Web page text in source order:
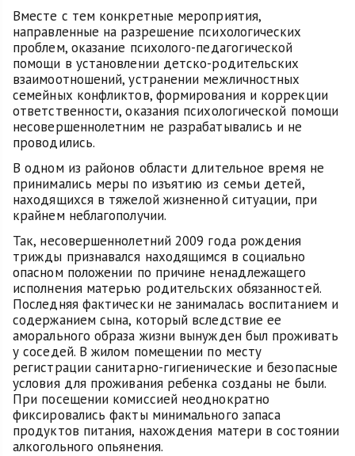
Вместе с тем конкретные мероприятия,
направленные на разрешение психологических
проблем, оказание психолого-педагогической
помощи в установлении детско-родительских
взаимоотношений, устранении межличностных
семейных конфликтов, формирования и коррекции
ответственности, оказания психологической помощи
несовершеннолетним не разрабатывались и не
проводились.
В одном из районов области длительное время не
принимались меры по изъятию из семьи детей,
находящихся в тяжелой жизненной ситуации, при
крайнем неблагополучии.
Так, несовершеннолетний 2009 года рождения
трижды признавался находящимся в социально
опасном положении по причине ненадлежащего
исполнения матерью родительских обязанностей.
Последняя фактически не занималась воспитанием и
содержанием сына, который вследствие ее
аморального образа жизни вынужден был проживать
у соседей. В жилом помещении по месту
регистрации санитарно-гигиенические и безопасные
условия для проживания ребенка созданы не были.
При посещении комиссией неоднократно
фиксировались факты минимального запаса
продуктов питания, нахождения матери в состоянии
алкогольного опьянения.